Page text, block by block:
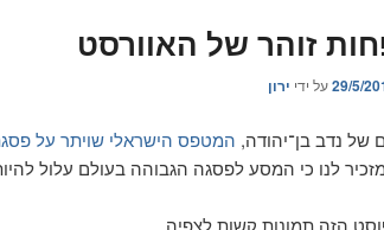
זוהר של האוורסט
29/5/על ידי ירון
של נדב בן־יהודה, המטפס הישראלי שויתר על
לנו כי המסע לפסגה הגבוהה בעולם עלול
הזה תמונות קשות לצפיה.